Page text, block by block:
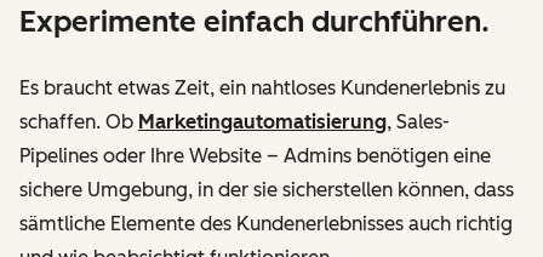
Experimente einfach durchführen.
Es braucht etwas Zeit, ein nahtloses Kundenerlebnis zu
schaffen. Ob Marketingautomatisierung, Sales-
Pipelines oder Ihre Website – Admins benötigen eine
sichere Umgebung, in der sie sicherstellen können, dass
sämtliche Elemente des Kundenerlebnisses auch richtig